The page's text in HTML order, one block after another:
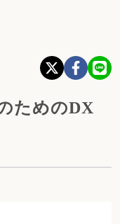
ためのDX